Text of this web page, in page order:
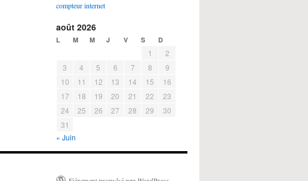
compteur internet
août 2026
L M M J V S D
1
2
3
4 5 6 7 8
9
10
11 12 13 14 15
16
17
18 19 20 21 22
23
24
25 26 27 28 29
30
31
« Juin